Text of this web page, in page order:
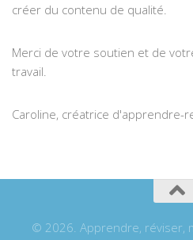
créer du contenu de qualité.
Merci de votre soutien et de
travail.
Caroline, créatrice d'apprendre-
© 2026. Apprendre, réviser,